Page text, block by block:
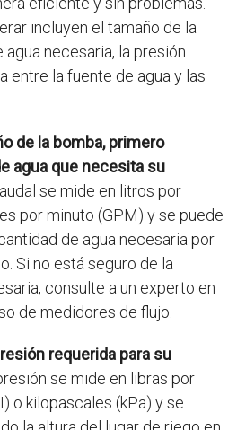
incluyen el tamaño de la
necesaria, la presión
entre la fuente de agua y las
de la bomba, primero
agua que necesita su
se mide en litros por
por minuto (GPM) y se puede
de agua necesaria por
Si no está seguro de la
consulte a un experto en
de medidores de flujo.
requerida para su
se mide en libras por
o kilopascales (kPa) y se